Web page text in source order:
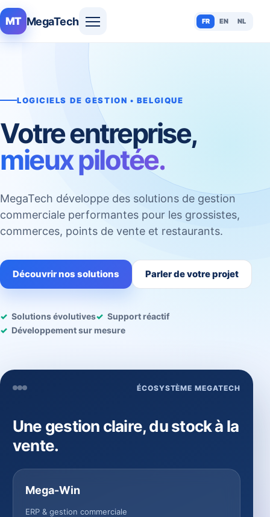
MT MegaTech FR EN NL
LOGICIELS DE GESTION • BELGIQUE
Votre entreprise,
mieux pilotée.
MegaTech développe des solutions de gestion
commerciale performantes pour les grossistes,
commerces, points de vente et restaurants.
Découvrir nos solutions Parler de votre projet
Solutions évolutives
Support réactif
Développement sur mesure
ÉCOSYSTÈME MEGATECH
Une gestion claire, du stock à la
vente.
Mega-Win
ERP & gestion commerciale